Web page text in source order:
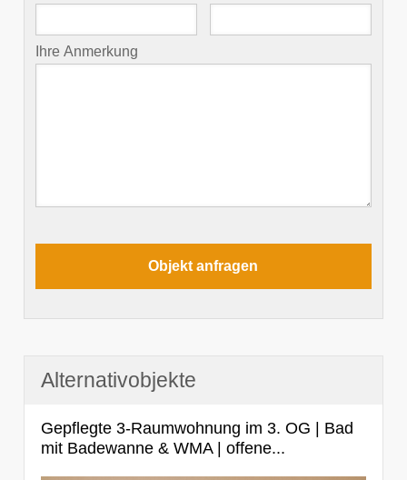
Ihre Anmerkung
Alternativobjekte
Gepflegte 3-Raumwohnung im 3. OG | Bad
mit Badewanne & WMA | offene...